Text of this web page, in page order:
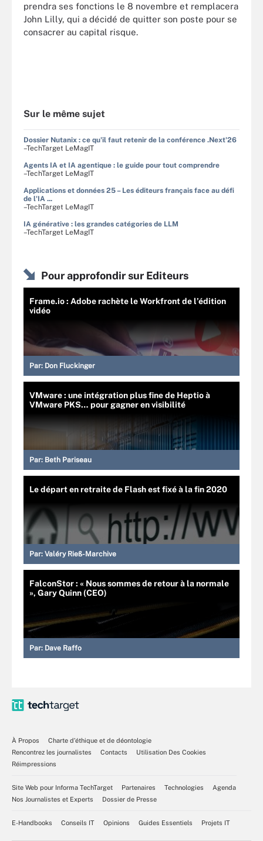
prendra ses fonctions le 8 novembre et remplacera
John Lilly, qui a décidé de quitter son poste pour se
consacrer au capital risque.
Sur le même sujet
Dossier Nutanix : ce qu'il faut retenir de la conférence .Next'26
–TechTarget LeMagIT
Agents IA et IA agentique : le guide pour tout comprendre
–TechTarget LeMagIT
Applications et données 25 – Les éditeurs français face au défi
de l'IA ...
–TechTarget LeMagIT
IA générative : les grandes catégories de LLM
–TechTarget LeMagIT
Pour approfondir sur Editeurs
Frame.io : Adobe rachète le Workfront de l’édition
vidéo
Par: Don Fluckinger
VMware : une intégration plus fine de Heptio à
VMware PKS… pour gagner en visibilité
Par: Beth Pariseau
Le départ en retraite de Flash est fixé à la fin 2020
Par: Valéry Rieß-Marchive
FalconStor : « Nous sommes de retour à la normale
», Gary Quinn (CEO)
Par: Dave Raffo
À Propos
Charte d’éthique et de déontologie
Rencontrez les journalistes
Contacts
Utilisation Des Cookies
Réimpressions
Site Web pour Informa TechTarget Partenaires Technologies
Agenda
Nos Journalistes et Experts
Dossier de Presse
E-Handbooks Conseils IT Opinions Guides Essentiels Projets IT